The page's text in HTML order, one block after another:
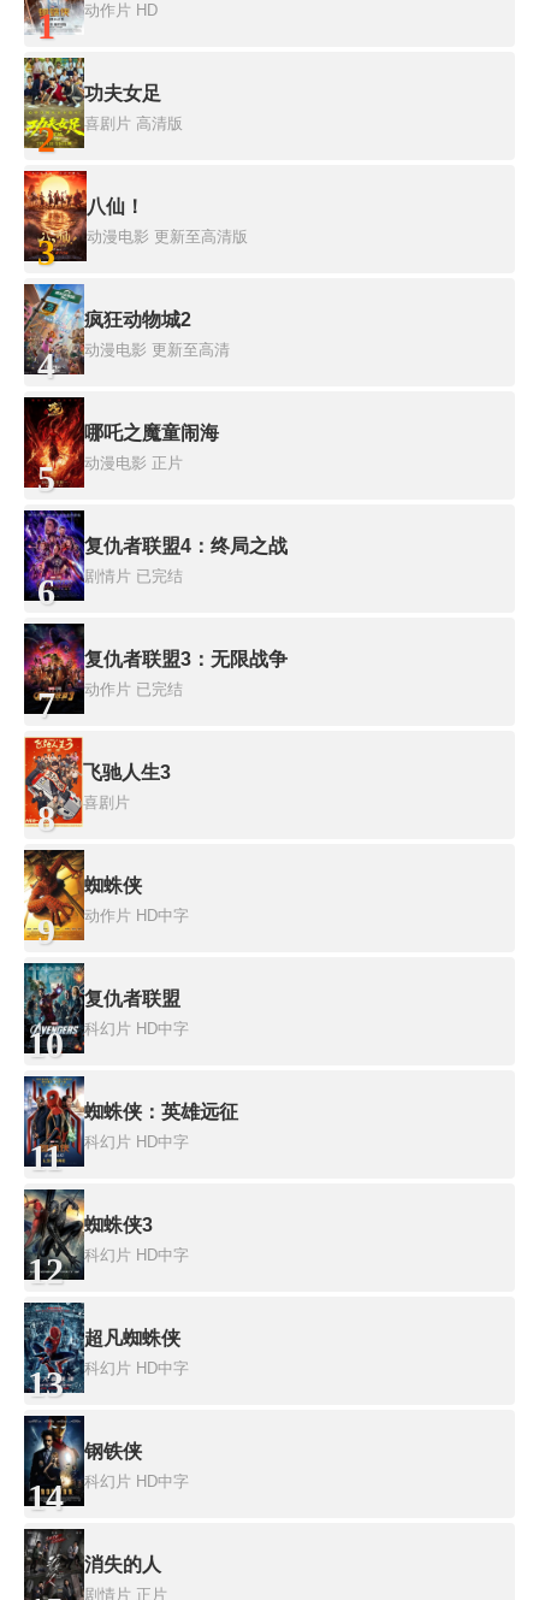
1 动作片 HD
2
功夫女足
喜剧片 高清版
3
八仙！
动漫电影 更新至高清版
4
疯狂动物城2
动漫电影 更新至高清
5
哪吒之魔童闹海
动漫电影 正片
6
复仇者联盟4：终局之战
剧情片 已完结
7
复仇者联盟3：无限战争
动作片 已完结
8
飞驰人生3
喜剧片
9
蜘蛛侠
动作片 HD中字
10
复仇者联盟
科幻片 HD中字
11
蜘蛛侠：英雄远征
科幻片 HD中字
12
蜘蛛侠3
科幻片 HD中字
13
超凡蜘蛛侠
科幻片 HD中字
14
钢铁侠
科幻片 HD中字
消失的人
剧情片 正片